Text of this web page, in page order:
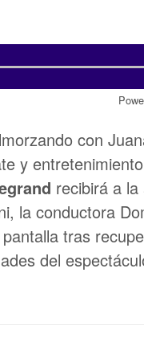
con
y
recibirá a
la conductora
tras
del